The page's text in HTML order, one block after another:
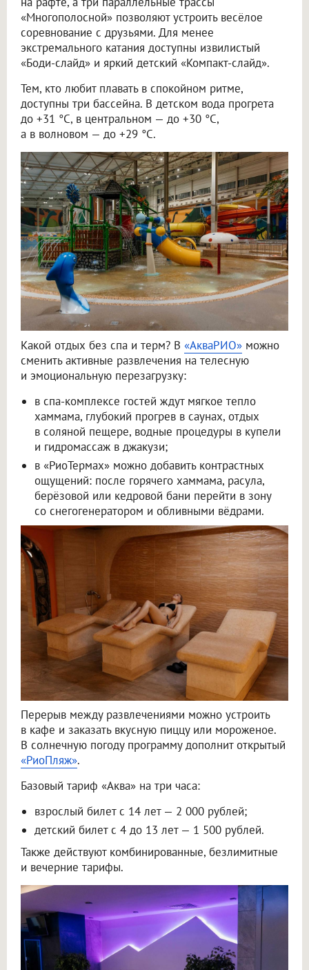
«Многополосной» позволяют устроить весёлое
соревнование с друзьями. Для менее
экстремального катания доступны извилистый
«Боди-слайд» и яркий детский «Компакт-слайд».
Тем, кто любит плавать в спокойном ритме,
доступны три бассейна. В детском вода прогрета
до +31 °C, в центральном — до +30 °C,
а в волновом — до +29 °C.
Какой отдых без спа и терм? В «АкваРИО» можно
сменить активные развлечения на телесную
и эмоциональную перезагрузку:
в спа-комплексе гостей ждут мягкое тепло
хаммама, глубокий прогрев в саунах, отдых
в соляной пещере, водные процедуры в купели
и гидромассаж в джакузи;
в «РиоТермах» можно добавить контрастных
ощущений: после горячего хаммама, расула,
берёзовой или кедровой бани перейти в зону
со снегогенератором и обливными вёдрами.
Перерыв между развлечениями можно устроить
в кафе и заказать вкусную пиццу или мороженое.
В солнечную погоду программу дополнит открытый
«РиоПляж».
Базовый тариф «Аква» на три часа:
взрослый билет с 14 лет — 2 000 рублей;
детский билет с 4 до 13 лет — 1 500 рублей.
Также действуют комбинированные, безлимитные
и вечерние тарифы.